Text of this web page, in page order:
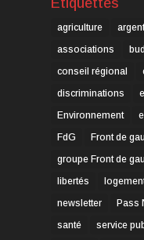
agriculture
associations
conseil régional
discriminations
Environnement
FdG
Front de
groupe Front de
libertés
newsletter
Pass
santé
service